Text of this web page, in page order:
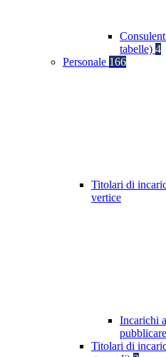
tabelle) 4
Personale 166
Titolari di
vertice
Incarichi
Titolari di